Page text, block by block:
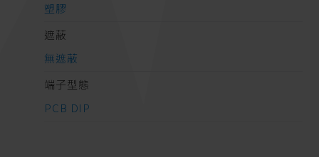
塑膠
遮蔽
無遮蔽
端子型態
PCB DIP